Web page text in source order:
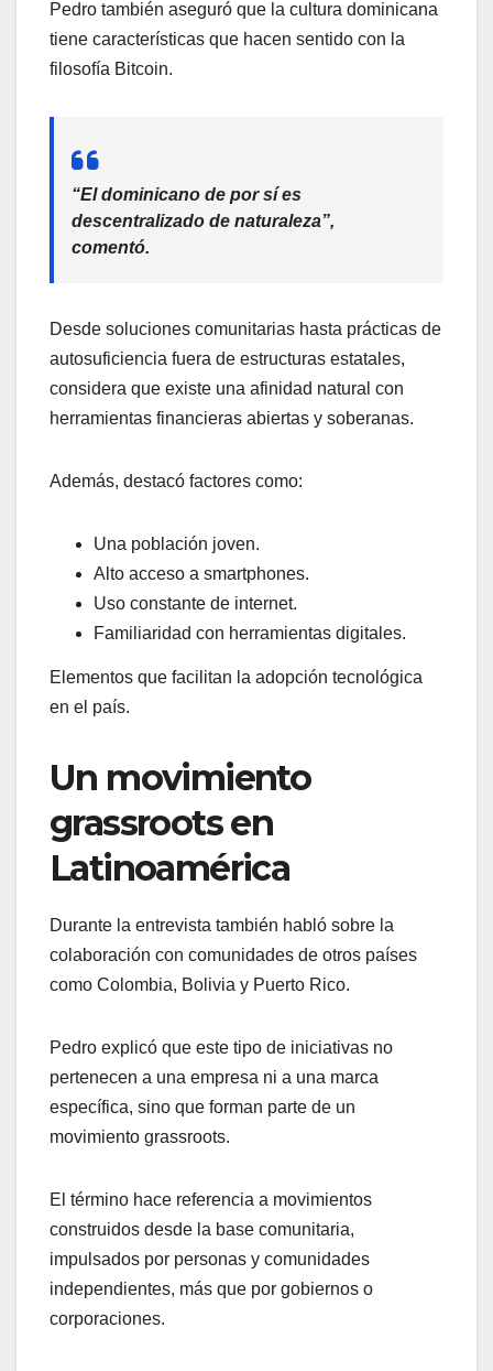
Pedro también aseguró que la cultura dominicana
tiene características que hacen sentido con la
filosofía Bitcoin.
“El dominicano de por sí es
descentralizado de naturaleza”,
comentó.
Desde soluciones comunitarias hasta prácticas de
autosuficiencia fuera de estructuras estatales,
considera que existe una afinidad natural con
herramientas financieras abiertas y soberanas.
Además, destacó factores como:
Una población joven.
Alto acceso a smartphones.
Uso constante de internet.
Familiaridad con herramientas digitales.
Elementos que facilitan la adopción tecnológica
en el país.
Un movimiento
grassroots en
Latinoamérica
Durante la entrevista también habló sobre la
colaboración con comunidades de otros países
como Colombia, Bolivia y Puerto Rico.
Pedro explicó que este tipo de iniciativas no
pertenecen a una empresa ni a una marca
específica, sino que forman parte de un
movimiento grassroots.
El término hace referencia a movimientos
construidos desde la base comunitaria,
impulsados por personas y comunidades
independientes, más que por gobiernos o
corporaciones.